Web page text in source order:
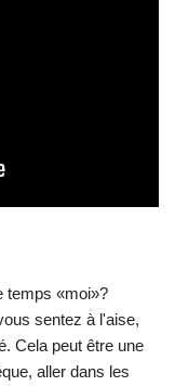
temps «moi»?
sentez à l'aise,
Cela peut être une
aller dans les